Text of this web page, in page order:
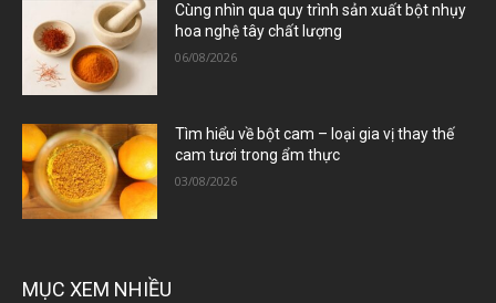
Cùng nhìn qua quy trình sản xuất bột nhụy
hoa nghệ tây chất lượng
06/08/2026
Tìm hiểu về bột cam – loại gia vị thay thế
cam tươi trong ẩm thực
03/08/2026
MỤC XEM NHIỀU